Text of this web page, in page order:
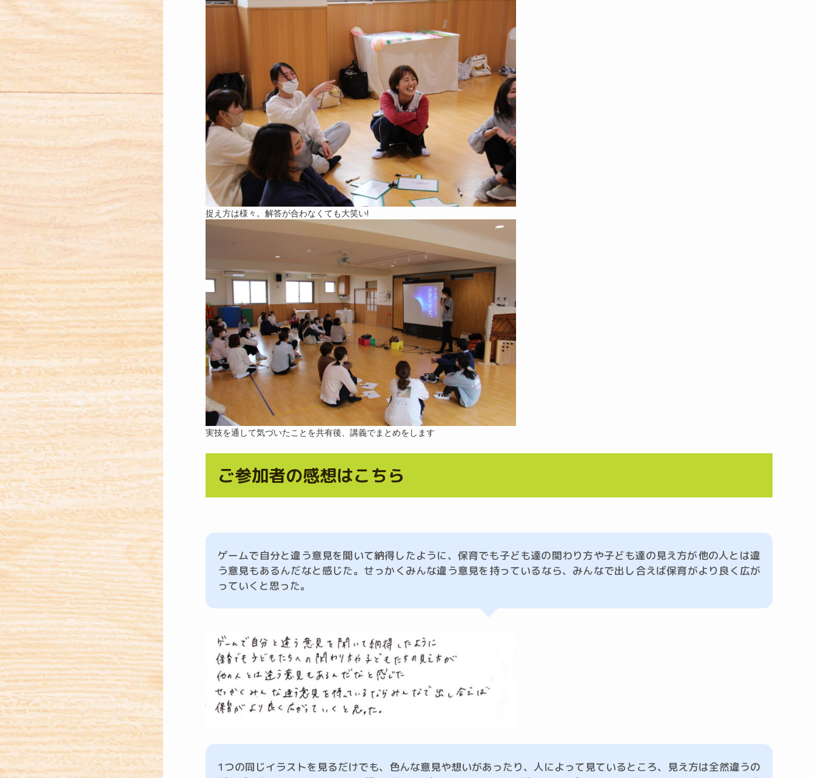
捉え方は様々。解答が合わなくても大笑い!
実技を通して気づいたことを共有後、講義でまとめをします
ご参加者の感想はこちら
ゲームで自分と違う意見を聞いて納得したように、保育でも子ども達の関わり方や子ども達の見え方が他の人とは違
う意見もあるんだなと感じた。せっかくみんな違う意見を持っているなら、みんなで出し合えば保育がより良く広が
っていくと思った。
1つの同じイラストを見るだけでも、色んな意見や想いがあったり、人によって見ているところ、見え方は全然違うの